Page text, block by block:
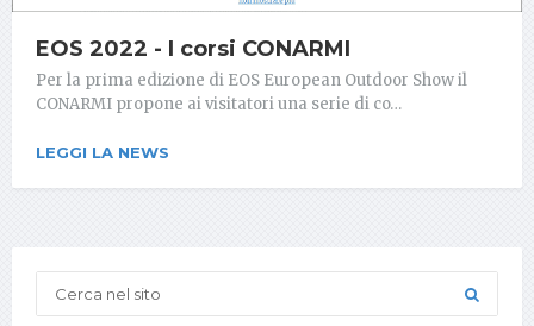
EOS 2022 - I corsi CONARMI
Per la prima edizione di EOS European Outdoor Show il
CONARMI propone ai visitatori una serie di co…
LEGGI LA NEWS